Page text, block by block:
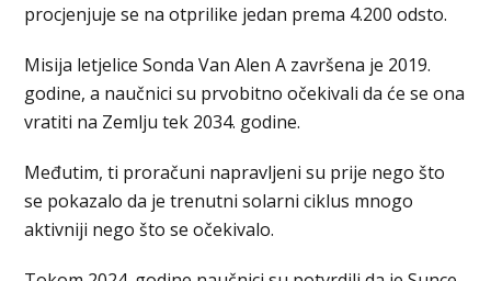
procjenjuje se na otprilike jedan prema 4.200 odsto.
Misija letjelice Sonda Van Alen A završena je 2019.
godine, a naučnici su prvobitno očekivali da će se ona
vratiti na Zemlju tek 2034. godine.
Međutim, ti proračuni napravljeni su prije nego što
se pokazalo da je trenutni solarni ciklus mnogo
aktivniji nego što se očekivalo.